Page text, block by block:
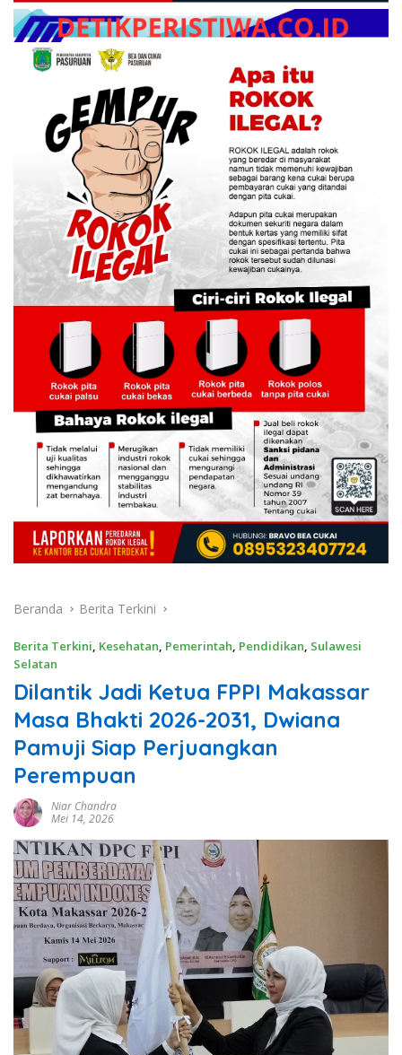
Beranda Berita Terkini
Berita Terkini, Kesehatan, Pemerintah, Pendidikan, Sulawesi
Selatan
Dilantik Jadi Ketua FPPI Makassar
Masa Bhakti 2026-2031, Dwiana
Pamuji Siap Perjuangkan
Perempuan
Niar Chandra
Mei 14, 2026